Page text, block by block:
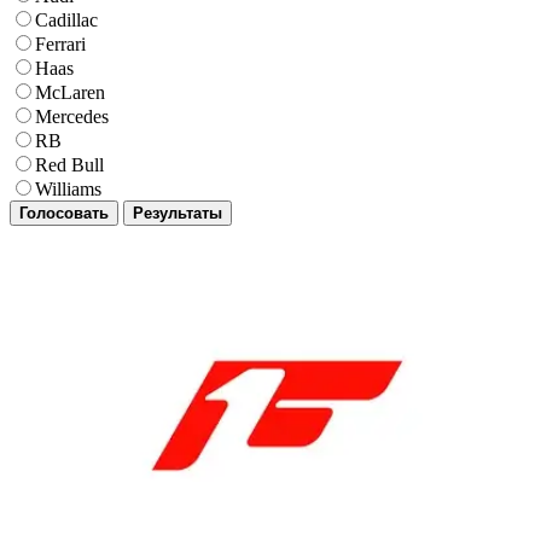
Cadillac
Ferrari
Haas
McLaren
Mercedes
RB
Red Bull
Williams
Голосовать Результаты